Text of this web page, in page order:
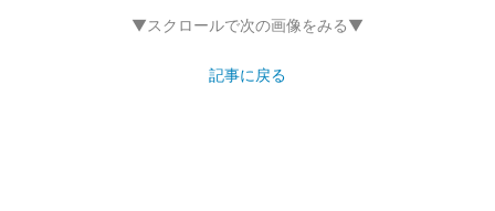
▼スクロールで次の画像をみる▼
記事に戻る